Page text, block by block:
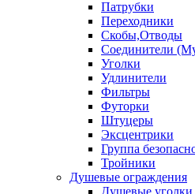
Патрубки
Переходники
Скобы,Отводы
Соединители
Уголки
Удлинители
Фильтры
Футорки
Штуцеры
Эксцентрики
Группа
Тройники
Душевые ограждения
Душевые уголки